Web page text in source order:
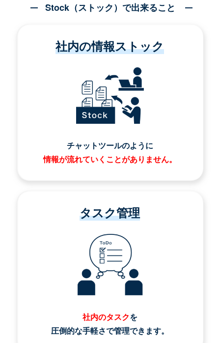
Stock（ストック）で出来ること
社内の情報ストック
チャットツールのように
情報が流れていくことがありません。
タスク管理
社内のタスクを
圧倒的な手軽さで管理できます。